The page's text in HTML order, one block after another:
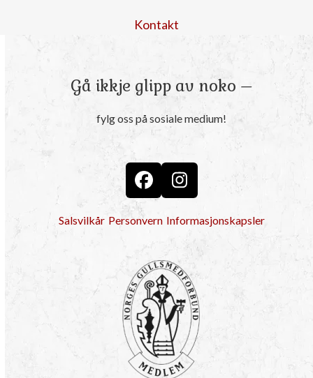
Kontakt
Gå ikkje glipp av noko –
fylg oss på sosiale medium!
FacebookInstagram
Salsvilkår Personvern Informasjonskapsler